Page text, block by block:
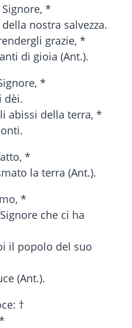
*
nostra salvezza.
grazie, *
di gioia (Ant.).
*
dèi.
abissi della terra, *
*
la terra (Ant.).
*
che ci ha
il popolo del suo
(Ant.).
†